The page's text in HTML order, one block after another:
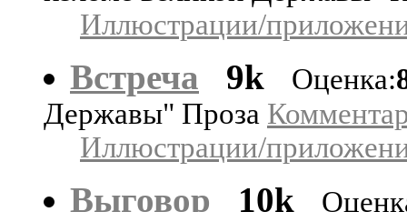
Иллюстрации/
Встреча 9k Оценка:
Державы" Проза
Иллюстрации/
Выговор 10k